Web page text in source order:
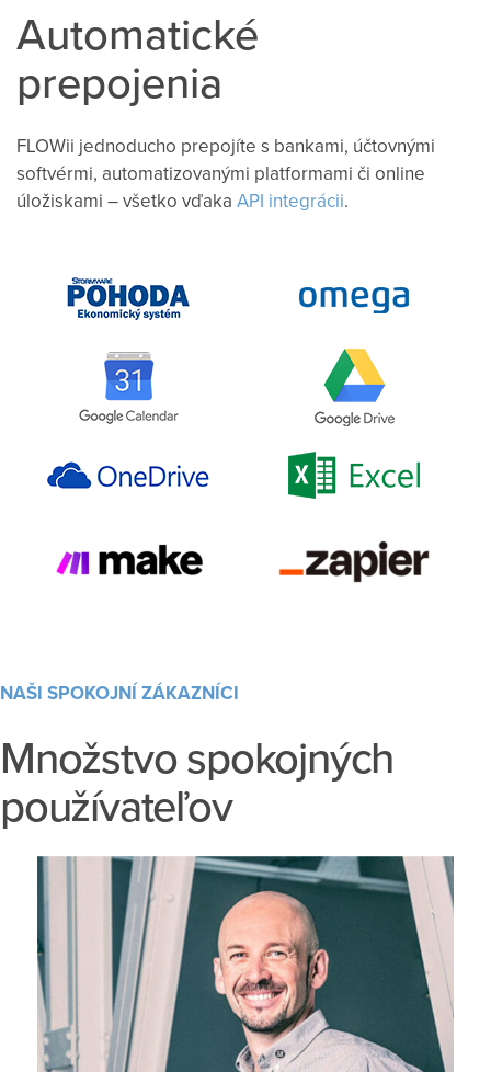
Automatické
prepojenia
FLOWii jednoducho prepojíte s bankami, účtovnými
softvérmi, automatizovanými platformami či online
úložiskami – všetko vďaka API integrácii.
NAŠI SPOKOJNÍ ZÁKAZNÍCI
Množstvo spokojných
používateľov